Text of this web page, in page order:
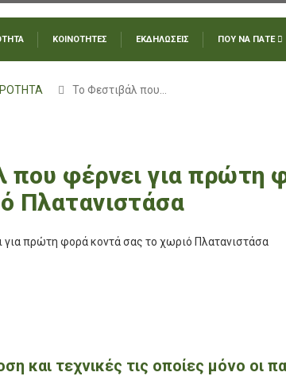
ΚΟΙΝΟΤΗΤΕΣ ΕΚΔΗΛΩΣΕΙΣ ΠΟΥ ΝΑ ΠΑΤΕ
Το Φεστιβάλ που…
που φέρνει για πρώτη
Πλατανιστάσα
και τεχνικές τις οποίες μόνο οι